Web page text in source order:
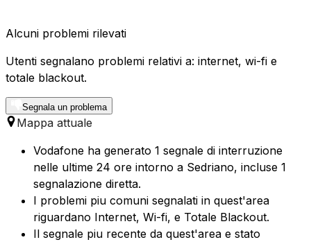
Alcuni problemi rilevati
Utenti segnalano problemi relativi a: internet, wi-fi e
totale blackout.
Segnala un problema
Mappa attuale
Vodafone ha generato 1 segnale di interruzione
nelle ultime 24 ore intorno a Sedriano, incluse 1
segnalazione diretta.
I problemi piu comuni segnalati in quest'area
riguardano Internet, Wi-fi, e Totale Blackout.
Il segnale piu recente da quest'area e stato